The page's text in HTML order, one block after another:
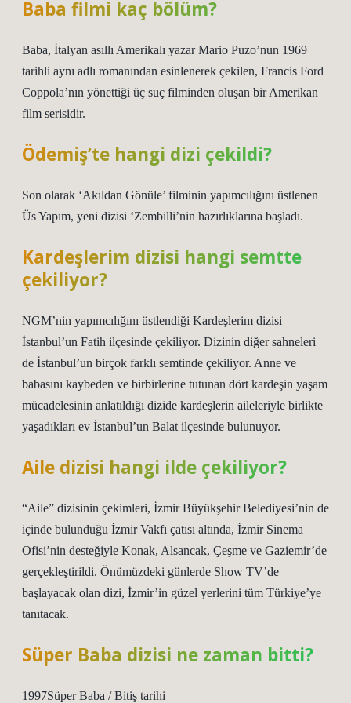
Baba filmi kaç bölüm?
Baba, İtalyan asıllı Amerikalı yazar Mario Puzo’nun 1969
tarihli aynı adlı romanından esinlenerek çekilen, Francis Ford
Coppola’nın yönettiği üç suç filminden oluşan bir Amerikan
film serisidir.
Ödemiş’te hangi dizi çekildi?
Son olarak ‘Akıldan Gönüle’ filminin yapımcılığını üstlenen
Üs Yapım, yeni dizisi ‘Zembilli’nin hazırlıklarına başladı.
Kardeşlerim dizisi hangi semtte
çekiliyor?
NGM’nin yapımcılığını üstlendiği Kardeşlerim dizisi
İstanbul’un Fatih ilçesinde çekiliyor. Dizinin diğer sahneleri
de İstanbul’un birçok farklı semtinde çekiliyor. Anne ve
babasını kaybeden ve birbirlerine tutunan dört kardeşin yaşam
mücadelesinin anlatıldığı dizide kardeşlerin aileleriyle birlikte
yaşadıkları ev İstanbul’un Balat ilçesinde bulunuyor.
Aile dizisi hangi ilde çekiliyor?
“Aile” dizisinin çekimleri, İzmir Büyükşehir Belediyesi’nin de
içinde bulunduğu İzmir Vakfı çatısı altında, İzmir Sinema
Ofisi’nin desteğiyle Konak, Alsancak, Çeşme ve Gaziemir’de
gerçekleştirildi. Önümüzdeki günlerde Show TV’de
başlayacak olan dizi, İzmir’in güzel yerlerini tüm Türkiye’ye
tanıtacak.
Süper Baba dizisi ne zaman bitti?
1997Süper Baba / Bitiş tarihi